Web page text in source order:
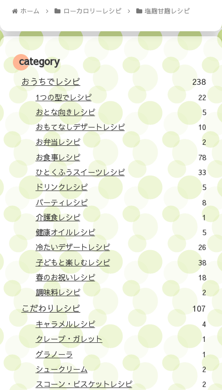
ホーム ローカロリーレシピ 塩麹甘麹レシピ
category
おうちでレシピ 238
1つの型でレシピ
22
おとな向きレシピ
5
おもてなしデザートレシピ
10
お弁当レシピ
2
お食事レシピ
78
ひとくふうスイーツレシピ
33
ドリンクレシピ
5
パーティレシピ
8
介護食レシピ
1
健康オイルレシピ
5
冷たいデザートレシピ
26
子どもと楽しむレシピ
38
春のお祝いレシピ
18
調味料レシピ
2
こだわりレシピ 107
キャラメルレシピ
4
クレープ・ガレット
1
グラノーラ
1
シュークリーム
2
スコーン・ビスケットレシピ
2